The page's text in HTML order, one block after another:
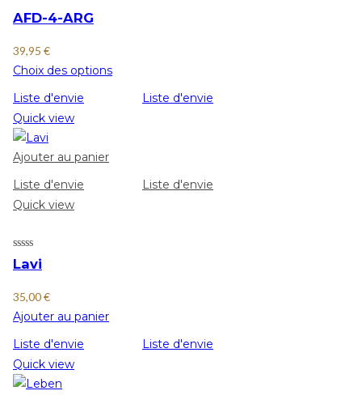
AFD-4-ARG
39,95 €
Choix des options
Liste d'envie
Liste d'envie
Quick view
Ajouter au panier
Liste d'envie
Liste d'envie
Quick view
Lavi
35,00€
Ajouter au panier
Liste d'envie
Liste d'envie
Quick view